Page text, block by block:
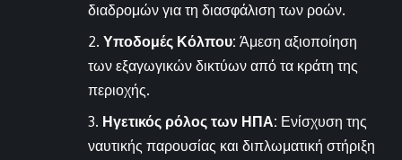
διαδρομών για τη διασφάλιση των ροών.
Υποδομές Κόλπου: Άμεση αξιοποίηση
των εξαγωγικών δικτύων από τα κράτη της
περιοχής.
Ηγετικός ρόλος των ΗΠΑ: Ενίσχυση της
ναυτικής παρουσίας και διπλωματική στήριξη